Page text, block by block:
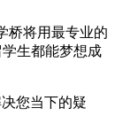
桥将用最专业的
生都能梦想成
您当下的疑